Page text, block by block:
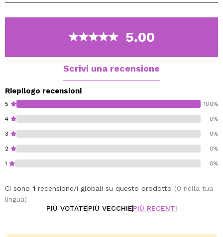
L'eyeliner è cremoso, quindi la sua applicazione è molto
Puoi usarlo da solo per una finitura opaca o applicare il
Vegan.
5.00
Scrivi una recensione
Riepilogo recensioni
5 100%
4 0%
3 0%
2 0%
1 0%
Ci sono 1 recensione/i globali su questo prodotto (0 nella tua
lingua)
PIÙ VOTATEPIÙ VECCHIEPIÙ RECENTI